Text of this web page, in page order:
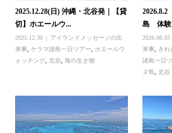
2025.12.28(日) 沖縄・北谷発｜【貸
切】ホエールウ...
2025.12.30
アイランドメッセージの出
来事, ケラマ諸島一日ツアー
ホエールウ
ォッチング, 北谷, 海の生き物
島 体験
2026.08.03
来事
きれ
諸島一日
ヌ島
,北谷